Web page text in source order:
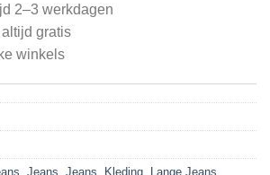
2–3 werkdagen
gratis
winkels
Jeans Jeans Kleding Lange Jeans